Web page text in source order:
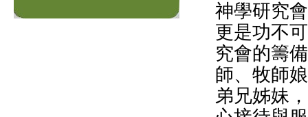
神學研究
更是功不
究會的籌
師、牧師
弟兄姊妹